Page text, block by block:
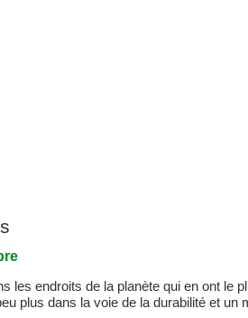
endroits de la planète qui en ont le
plus dans la voie de la durabilité et un